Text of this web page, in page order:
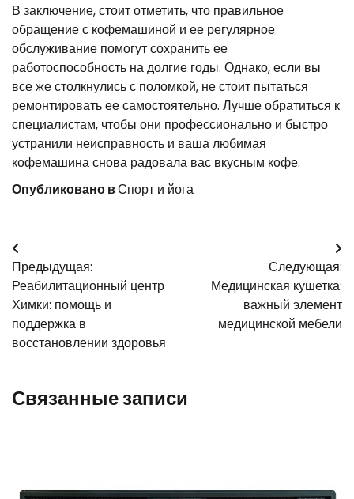
В заключение, стоит отметить, что правильное
обращение с кофемашиной и ее регулярное
обслуживание помогут сохранить ее
работоспособность на долгие годы. Однако, если вы
все же столкнулись с поломкой, не стоит пытаться
ремонтировать ее самостоятельно. Лучше обратиться к
специалистам, чтобы они профессионально и быстро
устранили неисправность и ваша любимая
кофемашина снова радовала вас вкусным кофе.
Опубликовано вСпорт и йога
Навигация
по
записям
Предыдущая:
Реабилитационный центр
Химки: помощь и
поддержка в
восстановлении здоровья
Следующая:
Медицинская кушетка:
важный элемент
медицинской мебели
Связанные записи